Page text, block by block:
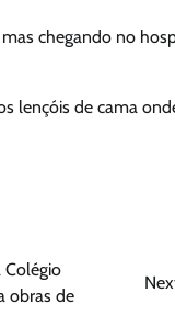
chegando no
lençóis de cama
Colégio
obras de